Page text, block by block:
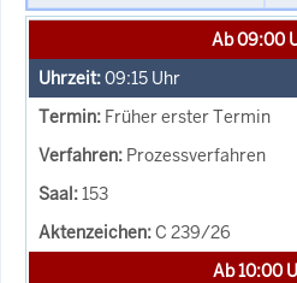
Ab 09:00
09:15 Uhr
Früher erster Termin
Prozessverfahren
153
C 239/26
Ab 10:00